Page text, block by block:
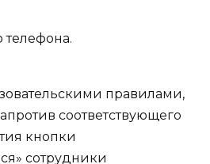
телефона.
правилами,
соответствующего
кнопки
сотрудники